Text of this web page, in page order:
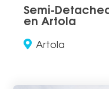
Semi-
en Artola
Artola